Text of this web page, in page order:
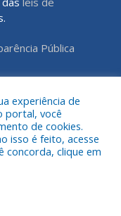
Pública
de Rondon do
experiência de
portal, você
de cookies.
isso é feito, acesse
concorda, clique em